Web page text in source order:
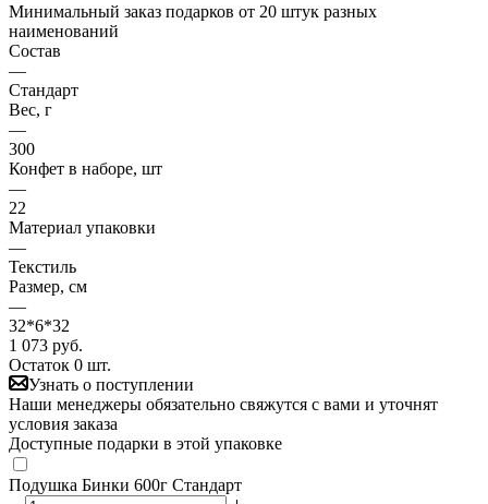
Минимальный заказ подарков от 20 штук разных
наименований
Состав
—
Стандарт
Вес, г
—
300
Конфет в наборе, шт
—
22
Материал упаковки
—
Текстиль
Размер, см
—
32*6*32
1 073 руб.
Остаток 0 шт.
Узнать о поступлении
Наши менеджеры обязательно свяжутся с вами и уточнят
условия заказа
Доступные подарки в этой упаковке
Подушка Бинки 600г Стандарт